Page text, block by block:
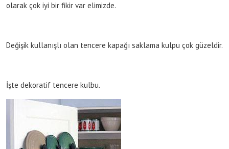
olarak çok iyi bir fikir var elimizde.
Değişik kullanışlı olan tencere kapağı saklama kulpu çok güzeldir.
İşte dekoratif tencere kulbu.